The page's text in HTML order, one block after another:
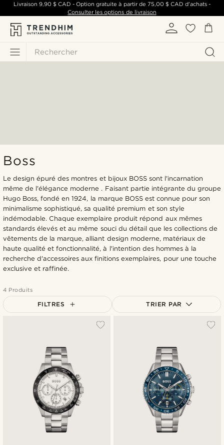
Rechercher
Livraison 9,90 $ CAD - Option gratuite à partir de 75,00 $ CAD d'achats -
Consulter les options de livraison
Boss
Le design épuré des montres et bijoux BOSS sont l'incarnation
même de l'élégance moderne . Faisant partie intégrante du groupe
Hugo Boss, fondé en 1924, la marque BOSS est connue pour son
minimalisme sophistiqué, sa qualité premium et son style
indémodable. Chaque exemplaire produit répond aux mêmes
standards élevés et au même souci du détail que les collections de
vêtements de la marque, alliant design moderne, matériaux de
haute qualité et fonctionnalité, à l'intention des hommes à la
recherche d'accessoires aux finitions exemplaires, pour une touche
exclusive et raffinée.
4 Produits
FILTRES TRIER PAR
Prix croissant
Prix décroissant